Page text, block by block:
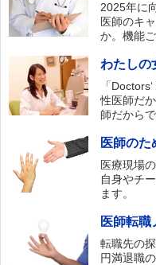
2025年に
医師のキ
か。機能
わたしの
「
性医師だ
師だから
医師の
医療現場
自身やチ
ます。
医師転職
転職先の
円満退職